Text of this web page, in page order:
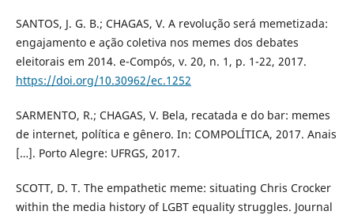
SANTOS, J. G. B.; CHAGAS, V. A revolução será memetizada:
engajamento e ação coletiva nos memes dos debates
eleitorais em 2014. e-Compós, v. 20, n. 1, p. 1-22, 2017.
https://doi.org/10.30962/ec.1252
SARMENTO, R.; CHAGAS, V. Bela, recatada e do bar: memes
de internet, política e gênero. In: COMPOLÍTICA, 2017. Anais
[…]. Porto Alegre: UFRGS, 2017.
SCOTT, D. T. The empathetic meme: situating Chris Crocker
within the media history of LGBT equality struggles. Journal